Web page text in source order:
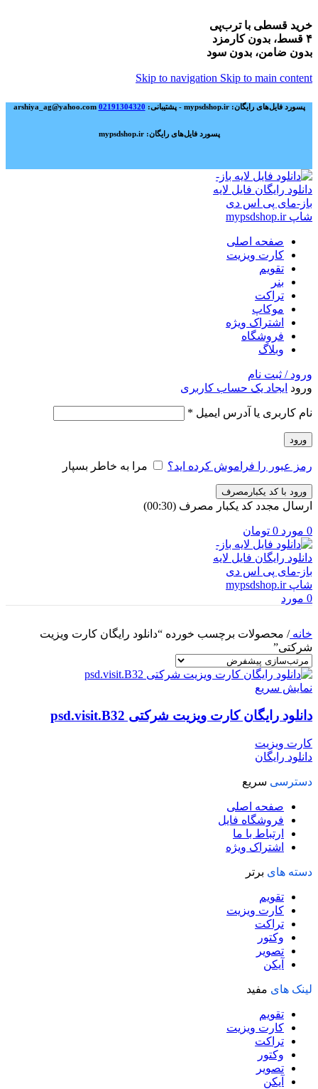
خرید قسطی با ترب‌پی
۴ قسط، بدون کارمزد
بدون ضامن، بدون سود
Skip to navigation Skip to main content
پسورد فایل‌های رایگان: mypsdshop.ir - پشتیبانی: arshiya_ag@yahoo.com 02191304320
پسورد فایل‌های رایگان: mypsdshop.ir
صفحه اصلی
کارت ویزیت
تقویم
بنر
تراکت
موکاپ
اشتراک ویژه
فروشگاه
وبلاگ
ورود / ثبت نام
ورود ایجاد یک حساب کاربری
نام کاربری یا آدرس ایمیل *
ورود
رمز عبور را فراموش کرده اید؟ مرا به خاطر بسپار
ورود با کد یکبارمصرف
ارسال مجدد کد یکبار مصرف (00:
30
)
0 مورد 0 تومان
0 مورد
خانه/ محصولات برچسب خورده “دانلود رایگان کارت ویزیت
شرکتی”
نمایش سریع
دانلود رایگان کارت ویزیت شرکتی psd.visit.B32
کارت ویزیت
دانلود رایگان
دسترسی سریع
صفحه اصلی
فروشگاه فایل
ارتباط با ما
اشتراک ویژه
دسته های برتر
تقویم
کارت ویزیت
تراکت
وکتور
تصویر
آیکن
لینک های مفید
تقویم
کارت ویزیت
تراکت
وکتور
تصویر
آیکن